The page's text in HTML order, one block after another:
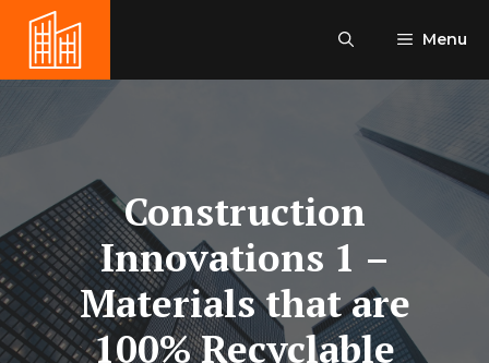
contenu
Menu
Construction
Innovations 1 –
Materials that are
100% Recyclable